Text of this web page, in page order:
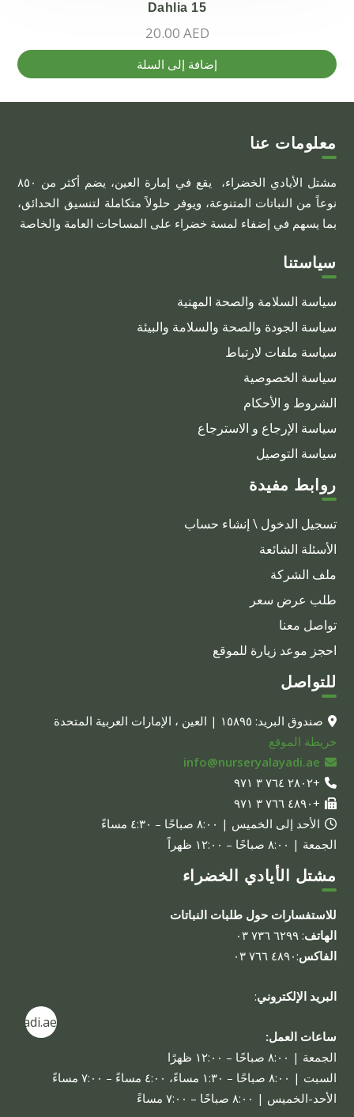
Dahlia 15
20.00 AED
إضافة إلى السلة
معلومات عنا
مشتل الأيادي الخضراء، يقع في إمارة العين، يضم أكثر من ٨٥٠
نوعاً من النباتات المتنوعة، ويوفر حلولاً متكاملة لتنسيق الحدائق،
بما يسهم في إضفاء لمسة خضراء على المساحات العامة والخاصة
سياستنا
سياسة السلامة والصحة المهنية
سياسة الجودة والصحة والسلامة والبيئة
سياسة ملفات لارتباط
سياسة الخصوصية
الشروط و الأحكام
سياسة الإرجاع و الاسترجاع
سياسة التوصيل
روابط مفيدة
تسجيل الدخول \ إنشاء حساب
الأسئلة الشائعة
ملف الشركة
طلب عرض سعر
تواصل معنا
احجز موعد زيارة للموقع
للتواصل
صندوق البريد: ١٥٨٩٥ | العين ، الإمارات العربية المتحدة
خريطة الموقع
info@nurseryalayadi.ae
+٢٨٠٢ ٧٦٤ ٣ ٩٧١
+٤٨٩٠ ٧٦٦ ٣ ٩٧١
الأحد إلى الخميس | ٨:٠٠ صباحًا – ٤:٣٠ مساءً
الجمعة | ٨:٠٠ صباحًا – ١٢:٠٠ ظهراً
مشتل الأيادي الخضراء
للاستفسارات حول طلبات النباتات
الهاتف: ٦٢٩٩ ٧٣٦ ٠٣
الفاكس:٤٨٩٠ ٧٦٦ ٠٣
البريد الإلكتروني:
ساعات العمل:
الجمعة | ٨:٠٠ صباحًا – ١٢:٠٠ ظهرًا
السبت | ٨:٠٠ صباحًا – ١:٣٠ مساءً، ٤:٠٠ مساءً – ٧:٠٠ مساءً
الأحد-الخميس | ٨:٠٠ صباحًا – ٧:٠٠ مساءً